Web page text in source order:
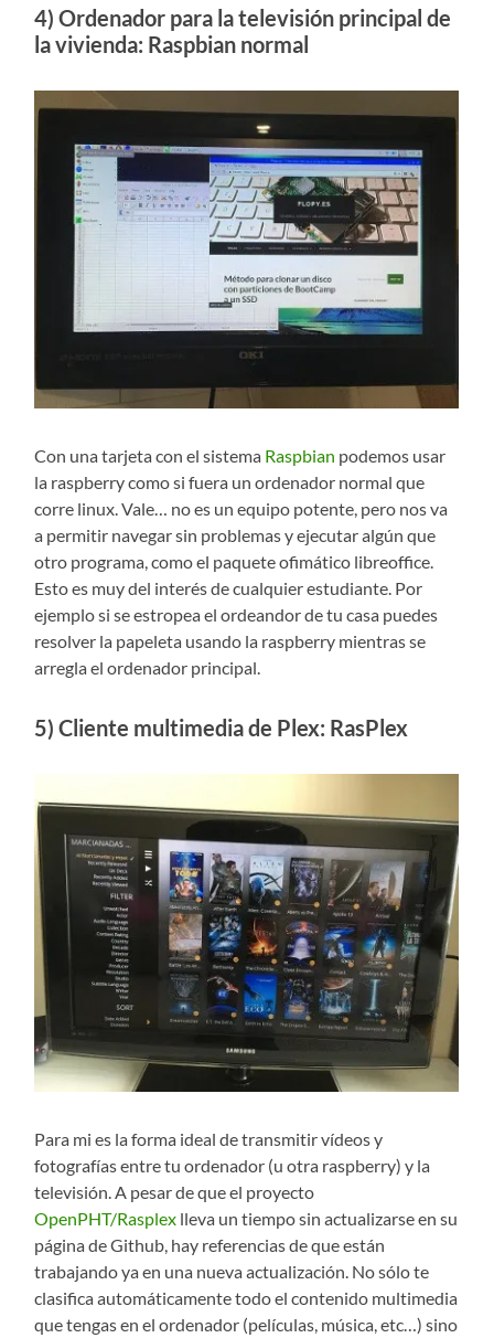
4) Ordenador para la televisión principal de
la vivienda: Raspbian normal
Con una tarjeta con el sistema Raspbian podemos usar
la raspberry como si fuera un ordenador normal que
corre linux. Vale… no es un equipo potente, pero nos va
a permitir navegar sin problemas y ejecutar algún que
otro programa, como el paquete ofimático libreoffice.
Esto es muy del interés de cualquier estudiante. Por
ejemplo si se estropea el ordeandor de tu casa puedes
resolver la papeleta usando la raspberry mientras se
arregla el ordenador principal.
5) Cliente multimedia de Plex: RasPlex
Para mi es la forma ideal de transmitir vídeos y
fotografías entre tu ordenador (u otra raspberry) y la
televisión. A pesar de que el proyecto
OpenPHT/Rasplex lleva un tiempo sin actualizarse en su
página de Github, hay referencias de que están
trabajando ya en una nueva actualización. No sólo te
clasifica automáticamente todo el contenido multimedia
que tengas en el ordenador (películas, música, etc…) sino